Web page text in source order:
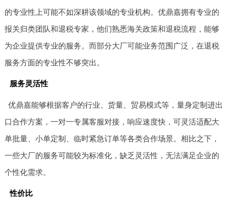
的专业性上可能不如深耕该领域的专业机构。优鼎嘉拥有专业的
报关归类团队和退税专家，他们熟悉海关政策和退税流程，能够
为企业提供专业的服务。而部分大厂可能业务范围广泛，在退税
服务方面的专业性不够突出。
服务灵活性
优鼎嘉能够根据客户的行业、货量、贸易模式等，量身定制进出
口合作方案，一对一专属客服对接，响应速度快，可灵活适配大
单批量、小单定制、临时紧急订单等各类合作场景。相比之下，
一些大厂的服务可能较为标准化，缺乏灵活性，无法满足企业的
个性化需求。
性价比